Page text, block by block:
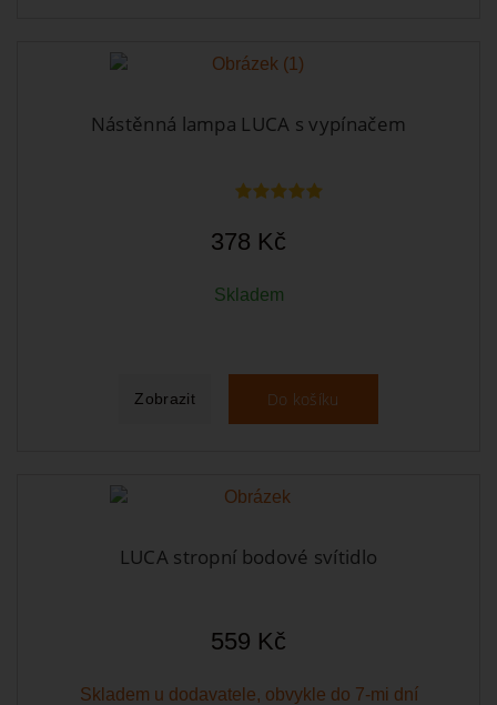
Nástěnná lampa LUCA s vypínačem
378 Kč
Skladem
Zobrazit Do košíku
LUCA stropní bodové svítidlo
559 Kč
Skladem u dodavatele, obvykle do 7-mi dní